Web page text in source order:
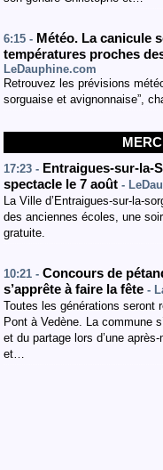
6:15 - Météo. La canicule
températures proches
LeDauphine.com
Retrouvez les prévisions
sorguaise et avignonnaise”,
17:23 - Entraigues-sur-la-
spectacle le 7 août -
La Ville d’Entraigues-sur-la-
des anciennes écoles, une
gratuite.
10:21 - Concours de
s’apprête à faire la fête -
Toutes les générations seront
Pont à Vedène. La commune
et du partage lors d’une
et…